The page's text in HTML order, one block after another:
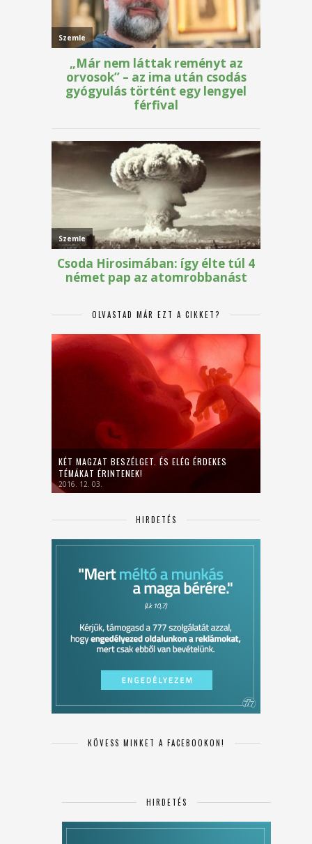
OLVASTAD MÁR EZT A CIKKET?
KÉT MAGZAT BESZÉLGET. ÉS ELÉG ÉRDEKES
TÉMÁKAT ÉRINTENEK!
2016. 12. 03.
HIRDETÉS
KÖVESS MINKET A FACEBOOKON!
HIRDETÉS